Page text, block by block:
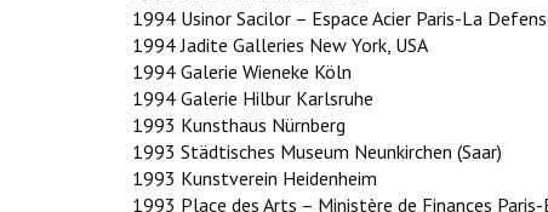
1994 Usinor Sacilor – Espace Acier Paris-La
1994 Jadite Galleries New York, USA
1994 Galerie Wieneke Köln
1994 Galerie Hilbur Karlsruhe
1993 Kunsthaus Nürnberg
1993 Städtisches Museum Neunkirchen (Saar)
1993 Kunstverein Heidenheim
1993 Place des Arts – Ministère de Finances Paris-